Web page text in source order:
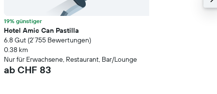
19% günstiger
Hotel Amic Can Pastilla
6.8 Gut (2’755 Bewertungen)
0.38 km
Nur für Erwachsene, Restaurant, Bar/Lounge
ab CHF 83